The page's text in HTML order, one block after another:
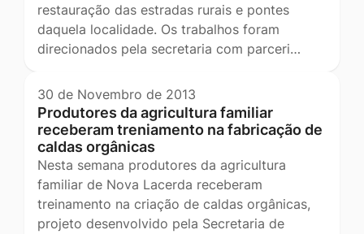
restauração das estradas rurais e pontes
daquela localidade. Os trabalhos foram
direcionados pela secretaria com parceri…
30 de Novembro de 2013
Produtores da agricultura familiar
receberam treniamento na fabricação de
caldas orgânicas
Nesta semana produtores da agricultura
familiar de Nova Lacerda receberam
treinamento na criação de caldas orgânicas,
projeto desenvolvido pela Secretaria de